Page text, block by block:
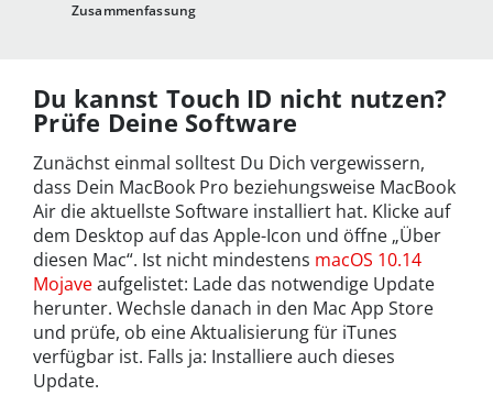
Zusammenfassung
Du kannst Touch ID nicht nutzen?
Prüfe Deine Software
Zunächst einmal solltest Du Dich vergewissern,
dass Dein MacBook Pro beziehungsweise MacBook
Air die aktuellste Software installiert hat. Klicke auf
dem Desktop auf das Apple-Icon und öffne „Über
diesen Mac“. Ist nicht mindestens macOS 10.14
Mojaveaufgelistet: Lade das notwendige Update
herunter. Wechsle danach in den Mac App Store
und prüfe, ob eine Aktualisierung für iTunes
verfügbar ist. Falls ja: Installiere auch dieses
Update.